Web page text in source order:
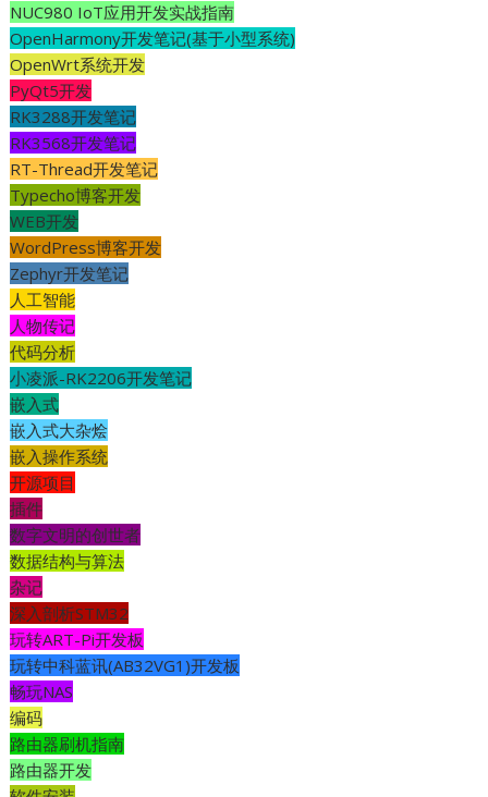
NUC980 IoT应用开发实战指南
OpenHarmony开发笔记(基于小型系统)
OpenWrt系统开发
PyQt5开发
RK3288开发笔记
RK3568开发笔记
RT-Thread开发笔记
Typecho博客开发
WEB开发
WordPress博客开发
Zephyr开发笔记
人工智能
人物传记
代码分析
小凌派-RK2206开发笔记
嵌入式
嵌入式大杂烩
嵌入操作系统
开源项目
插件
数字文明的创世者
数据结构与算法
杂记
深入剖析STM32
玩转ART-Pi开发板
玩转中科蓝讯(AB32VG1)开发板
畅玩NAS
编码
路由器刷机指南
路由器开发